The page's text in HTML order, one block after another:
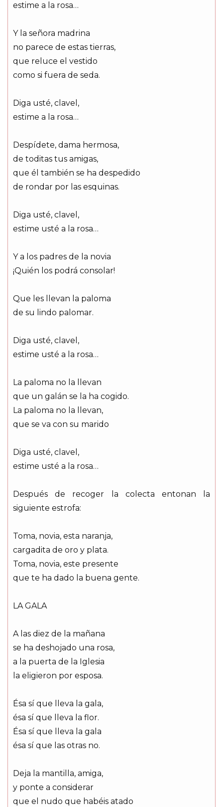
estime a la rosa…
Y la señora madrina
no parece de estas tierras,
que reluce el vestido
como si fuera de seda.
Diga usté, clavel,
estime a la rosa…
Despídete, dama hermosa,
de toditas tus amigas,
que él también se ha despedido
de rondar por las esquinas.
Diga usté, clavel,
estime usté a la rosa…
Y a los padres de la novia
¡Quién los podrá consolar!
Que les llevan la paloma
de su lindo palomar.
Diga usté, clavel,
estime usté a la rosa…
La paloma no la llevan
que un galán se la ha cogido.
La paloma no la llevan,
que se va con su marido
Diga usté, clavel,
estime usté a la rosa…
Después de recoger la colecta entonan la
siguiente estrofa:
Toma, novia, esta naranja,
cargadita de oro y plata.
Toma, novia, este presente
que te ha dado la buena gente.
LA GALA
A las diez de la mañana
se ha deshojado una rosa,
a la puerta de la Iglesia
la eligieron por esposa.
Ésa sí que lleva la gala,
ésa sí que lleva la flor.
Ésa sí que lleva la gala
ésa sí que las otras no.
Deja la mantilla, amiga,
y ponte a considerar
que el nudo que habéis atado